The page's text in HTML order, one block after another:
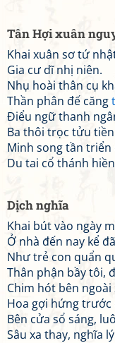
Tân Hợi xuân
Khai xuân sơ tứ
Gia cư dĩ nhị niên.
Nhụ hoài thân cụ
Thần phân đế căng
Điểu ngữ thanh
Ba thôi trọc tửu
Minh song tần triển
Du tai cổ thánh
Dịch nghĩa
Khai bút vào ngày
Ở nhà đến nay kể
Như trẻ con quẩn
Thân phận bầy tôi,
Chim hót bên
Hoa gợi hứng
Bên cửa sổ sáng,
Sâu xa thay, nghĩa